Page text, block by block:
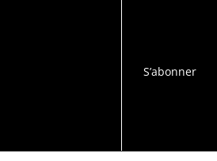
S’abonner